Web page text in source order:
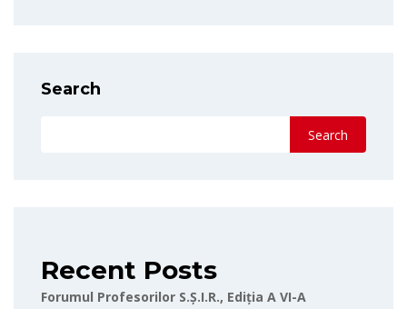
Search
Search
Recent Posts
Forumul Profesorilor S.Ș.I.R., Ediția A VI-A